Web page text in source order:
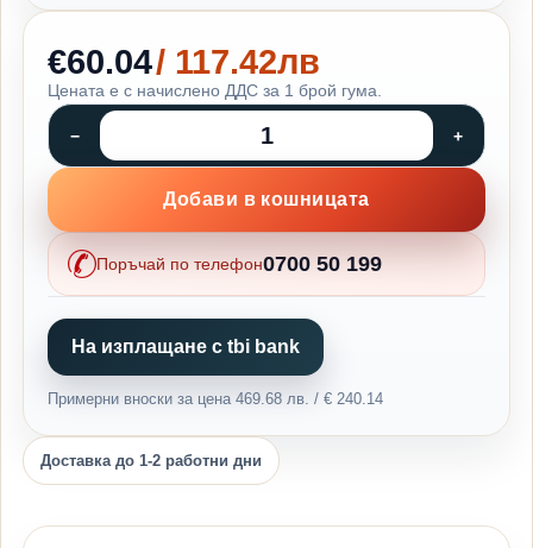
€60.04/ 117.42лв
Цената е с начислено ДДС за 1 брой гума.
Добави в кошницата
Поръчай по телефон0700 50 199
На изплащане с tbi bank
Примерни вноски за цена 469.68 лв. / € 240.14
Доставка до 1-2 работни дни